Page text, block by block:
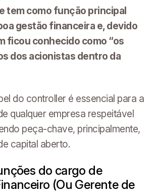
tem como função principal
gestão financeira e, devido
ficou conhecido como “os
dos acionistas dentro da
do controller é essencial para a
qualquer empresa respeitável
peça-chave, principalmente,
capital aberto.
do cargo de
(Ou Gerente de